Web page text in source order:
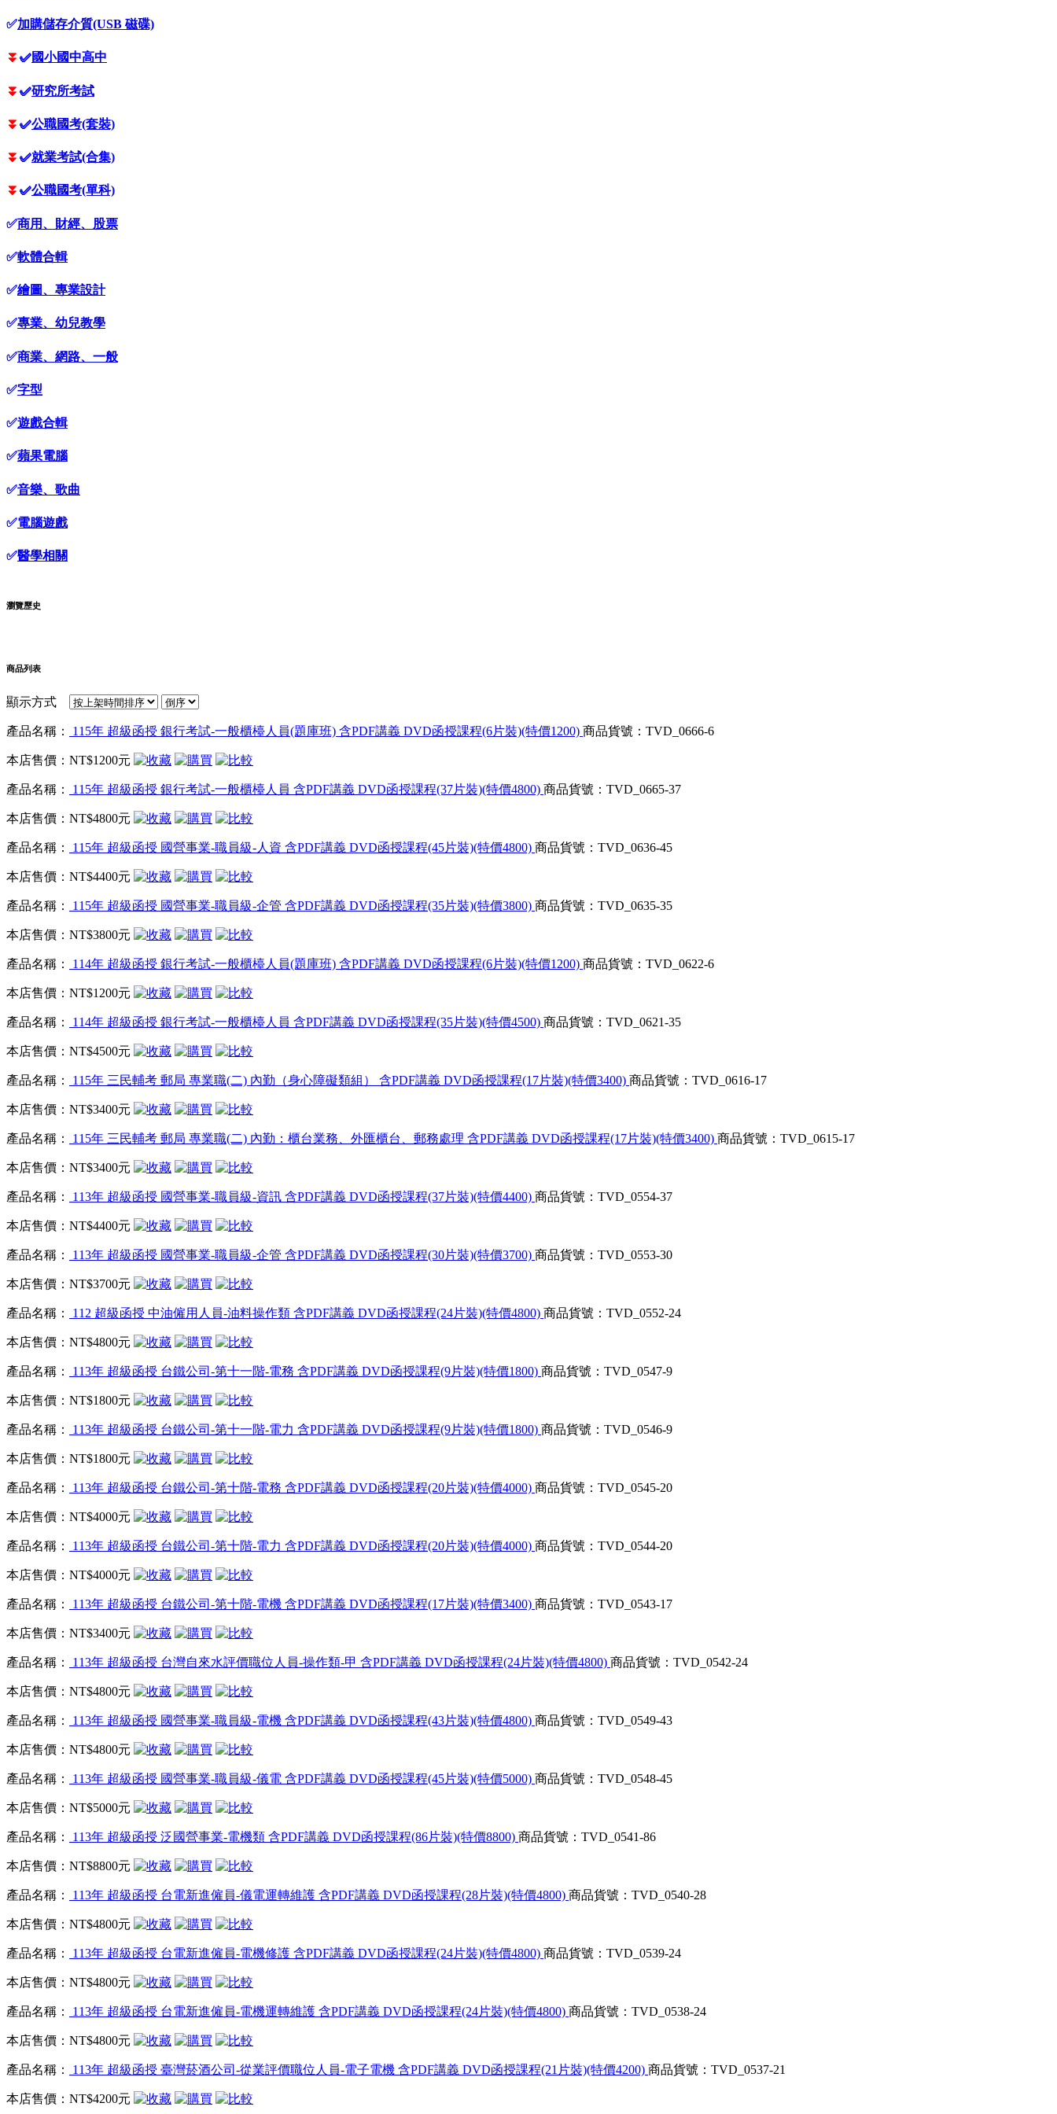
✅加購儲存介質(USB 磁碟)
⏬ ✅國小國中高中
⏬ ✅研究所考試
⏬ ✅公職國考(套裝)
⏬ ✅就業考試(合集)
⏬ ✅公職國考(單科)
✅商用、財經、股票
✅軟體合輯
✅繪圖、專業設計
✅專業、幼兒教學
✅商業、網路、一般
✅字型
✅遊戲合輯
✅蘋果電腦
✅音樂、歌曲
✅電腦遊戲
✅醫學相關
瀏覽歷史
商品列表
顯示方式
產品名稱： 115年 超級函授 銀行考試-一般櫃檯人員(題庫班) 含PDF講義 DVD函授課程(6片裝)(特價1200) 商品貨號：TVD_0666-6
本店售價： NT$1200元
產品名稱： 115年 超級函授 銀行考試-一般櫃檯人員 含PDF講義 DVD函授課程(37片裝)(特價4800) 商品貨號：TVD_0665-37
本店售價： NT$4800元
產品名稱： 115年 超級函授 國營事業-職員級-人資 含PDF講義 DVD函授課程(45片裝)(特價4800) 商品貨號：TVD_0636-45
本店售價： NT$4400元
產品名稱： 115年 超級函授 國營事業-職員級-企管 含PDF講義 DVD函授課程(35片裝)(特價3800) 商品貨號：TVD_0635-35
本店售價： NT$3800元
產品名稱： 114年 超級函授 銀行考試-一般櫃檯人員(題庫班) 含PDF講義 DVD函授課程(6片裝)(特價1200) 商品貨號：TVD_0622-6
本店售價： NT$1200元
產品名稱： 114年 超級函授 銀行考試-一般櫃檯人員 含PDF講義 DVD函授課程(35片裝)(特價4500) 商品貨號：TVD_0621-35
本店售價： NT$4500元
產品名稱： 115年 三民輔考 郵局 專業職(二) 內勤（身心障礙類組） 含PDF講義 DVD函授課程(17片裝)(特價3400) 商品貨號：TVD_0616-17
本店售價： NT$3400元
產品名稱： 115年 三民輔考 郵局 專業職(二) 內勤：櫃台業務、外匯櫃台、郵務處理 含PDF講義 DVD函授課程(17片裝)(特價3400) 商品貨號：TVD_0615-17
本店售價： NT$3400元
產品名稱： 113年 超級函授 國營事業-職員級-資訊 含PDF講義 DVD函授課程(37片裝)(特價4400) 商品貨號：TVD_0554-37
本店售價： NT$4400元
產品名稱： 113年 超級函授 國營事業-職員級-企管 含PDF講義 DVD函授課程(30片裝)(特價3700) 商品貨號：TVD_0553-30
本店售價： NT$3700元
產品名稱： 112 超級函授 中油僱用人員-油料操作類 含PDF講義 DVD函授課程(24片裝)(特價4800) 商品貨號：TVD_0552-24
本店售價： NT$4800元
產品名稱： 113年 超級函授 台鐵公司-第十一階-電務 含PDF講義 DVD函授課程(9片裝)(特價1800) 商品貨號：TVD_0547-9
本店售價： NT$1800元
產品名稱： 113年 超級函授 台鐵公司-第十一階-電力 含PDF講義 DVD函授課程(9片裝)(特價1800) 商品貨號：TVD_0546-9
本店售價： NT$1800元
產品名稱： 113年 超級函授 台鐵公司-第十階-電務 含PDF講義 DVD函授課程(20片裝)(特價4000) 商品貨號：TVD_0545-20
本店售價： NT$4000元
產品名稱： 113年 超級函授 台鐵公司-第十階-電力 含PDF講義 DVD函授課程(20片裝)(特價4000) 商品貨號：TVD_0544-20
本店售價： NT$4000元
產品名稱： 113年 超級函授 台鐵公司-第十階-電機 含PDF講義 DVD函授課程(17片裝)(特價3400) 商品貨號：TVD_0543-17
本店售價： NT$3400元
產品名稱： 113年 超級函授 台灣自來水評價職位人員-操作類-甲 含PDF講義 DVD函授課程(24片裝)(特價4800) 商品貨號：TVD_0542-24
本店售價： NT$4800元
產品名稱： 113年 超級函授 國營事業-職員級-電機 含PDF講義 DVD函授課程(43片裝)(特價4800) 商品貨號：TVD_0549-43
本店售價： NT$4800元
產品名稱： 113年 超級函授 國營事業-職員級-儀電 含PDF講義 DVD函授課程(45片裝)(特價5000) 商品貨號：TVD_0548-45
本店售價： NT$5000元
產品名稱： 113年 超級函授 泛國營事業-電機類 含PDF講義 DVD函授課程(86片裝)(特價8800) 商品貨號：TVD_0541-86
本店售價： NT$8800元
產品名稱： 113年 超級函授 台電新進僱員-儀電運轉維護 含PDF講義 DVD函授課程(28片裝)(特價4800) 商品貨號：TVD_0540-28
本店售價： NT$4800元
產品名稱： 113年 超級函授 台電新進僱員-電機修護 含PDF講義 DVD函授課程(24片裝)(特價4800) 商品貨號：TVD_0539-24
本店售價： NT$4800元
產品名稱： 113年 超級函授 台電新進僱員-電機運轉維護 含PDF講義 DVD函授課程(24片裝)(特價4800) 商品貨號：TVD_0538-24
本店售價： NT$4800元
產品名稱： 113年 超級函授 臺灣菸酒公司-從業評價職位人員-電子電機 含PDF講義 DVD函授課程(21片裝)(特價4200) 商品貨號：TVD_0537-21
本店售價： NT$4200元